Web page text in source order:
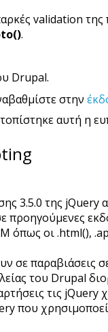
validation της
.
Drupal.
στην
αυτή η
3.5.0 της jQuery
προηγούμενες
όπως οι .html(),
σε παραβιάσεις
του Drupal
τις jQuery
που